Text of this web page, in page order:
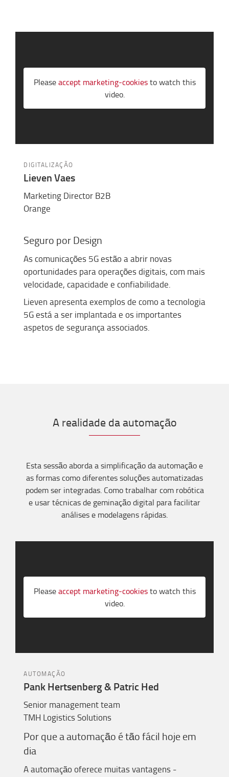
Pleaseaccept marketing-cookiesto watch this
video.
DIGITALIZAÇÃO
Lieven Vaes
Marketing Director B2B
Orange
Seguro porDesign
As comunicações 5G estão a abrir novas
oportunidades para operações digitais, com mais
velocidade, capacidade e confiabilidade.
Lieven apresenta exemplos de como a tecnologia
5G está a ser implantada e os importantes
aspetos de segurança associados.
A realidade da automação
Esta sessão aborda a simplificação da automação e
as formas como diferentes soluções automatizadas
podem ser integradas. Como trabalhar com robótica
e usar técnicas de geminação digital para facilitar
análises e modelagens rápidas.
Pleaseaccept marketing-cookiesto watch this
video.
AUTOMAÇÃO
Pank Hertsenberg & Patric Hed
Senior management team
TMH Logistics Solutions
Porque a automação é tão fácil hojeem
dia
A automação oferece muitas vantagens -